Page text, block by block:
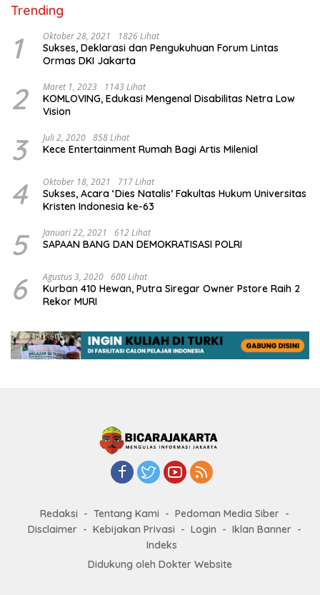
Trending
1 Oktober 28, 2021 1826 Lihat
Sukses, Deklarasi dan Pengukuhuan Forum Lintas
Ormas DKI Jakarta
2 Maret 1, 2023 1143 Lihat
KOMLOVING, Edukasi Mengenal Disabilitas Netra Low
Vision
3 Juli 2, 2020 858 Lihat
Kece Entertainment Rumah Bagi Artis Milenial
4 Oktober 18, 2021 717 Lihat
Sukses, Acara ‘Dies Natalis’ Fakultas Hukum Universitas
Kristen Indonesia ke-63
5 Januari 22, 2021 612 Lihat
SAPAAN BANG DAN DEMOKRATISASI POLRI
6 Agustus 3, 2020 600 Lihat
Kurban 410 Hewan, Putra Siregar Owner Pstore Raih 2
Rekor MURI
Redaksi Tentang Kami
Pedoman Media Siber
Disclaimer
Kebijakan Privasi Login
Iklan Banner
Indeks
Didukung oleh Dokter Website